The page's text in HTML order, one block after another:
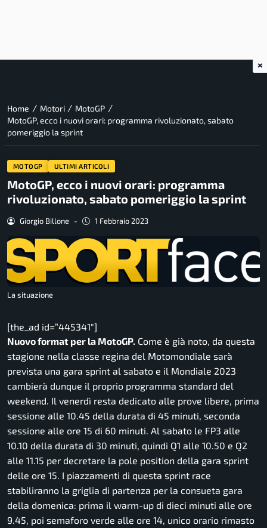
Home / Motori / MotoGP /
MotoGP, ecco i nuovi orari: programma rivoluzionato, sabato
pomeriggio la sprint
MOTOGP ULTIMI ARTICOLI
MotoGP, ecco i nuovi orari: programma
rivoluzionato, sabato pomeriggio la sprint
Giorgio Billone - 1 Febbraio 2023
La situazione
[the_ad id=”445341″]
Nuovo format per la MotoGP. Come è già noto, da questa
stagione nella classe regina del Motomondiale sarà
prevista una gara sprint al sabato e il Mondiale 2023
cambierà dunque il proprio programma standard del
weekend. Il venerdì resta dedicato alle prove libere, prima
sessione alle 10.45 della durata di 45 minuti, seconda
sessione alle ore 15 di 60 minuti. Al sabato le FP3 alle
10.10 della durata di 30 minuti, quindi Q1 alle 10.50 e Q2
alle 11.15 per decretare la pole position della gara sprint
delle ore 15. I piazzamenti di questa sprint race
stabiliranno la griglia di partenza per la consueta gara
della domenica: prima il warm-up di dieci minuti alle ore
9.45, poi semaforo verde alle ore 14, unico orario rimasto
×